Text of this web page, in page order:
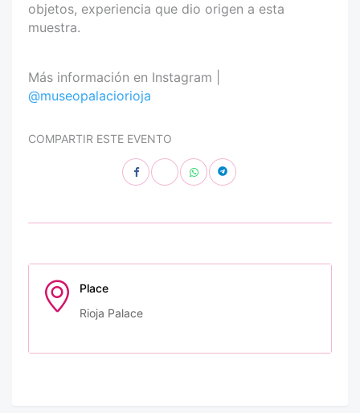
objetos, experiencia que dio origen a esta
muestra.
Más información en Instagram |
@museopalaciorioja
COMPARTIR ESTE EVENTO
Place
Rioja Palace